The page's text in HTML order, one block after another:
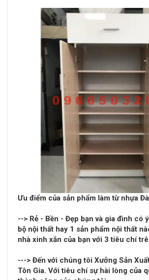
Ưu điểm của sản phẩm làm từ nhựa
--> Rẻ - Bền - Đẹp bạn và gia đình có
bộ nội thất hay 1 sản phẩm nội thất
nhà xinh xắn của bạn với 3 tiêu chí
---> Đến với chúng tôi Xưởng Sản
Tôn Gia. Với tiêu chí sự hài lòng của